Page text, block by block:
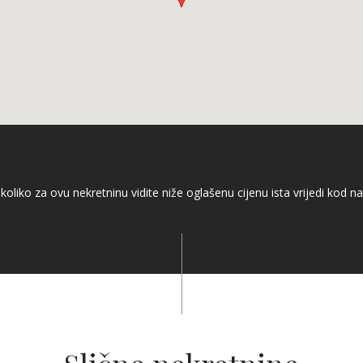
za ovu nekretninu vidite niže oglašenu cijenu ista vrijedi kod